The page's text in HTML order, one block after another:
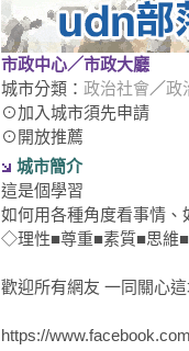
市政中心／市政大廳
城市分類： 政治社會／政
⊙加入城市須先申請
⊙開放推薦
城市簡介
這是個學習
如何用各種角度看事情
◇理性■尊重■素質■思維
歡迎所有網友 一同關心
https://